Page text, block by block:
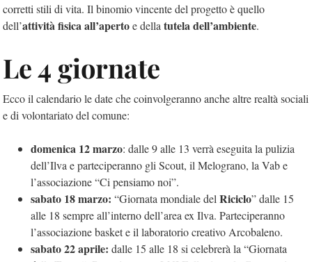
corretti stili di vita. Il binomio vincente del progetto è quello
dell’attività fisica all’apertoe della tutela dell’ambiente.
Le 4 giornate
Ecco il calendario le date che coinvolgeranno anche altre realtà sociali
e di volontariato del comune:
domenica 12 marzo: dalle 9 alle 13 verrà eseguita la pulizia
dell’Ilva e parteciperanno gli Scout, il Melograno, la Vab e
l’associazione “Ci pensiamo noi”.
sabato 18 marzo: “Giornata mondiale del Riciclo” dalle 15
alle 18 sempre all’interno dell’area ex Ilva. Parteciperanno
l’associazione basket e il laboratorio creativo Arcobaleno.
sabato 22 aprile: dalle 15 alle 18 si celebrerà la “Giornata